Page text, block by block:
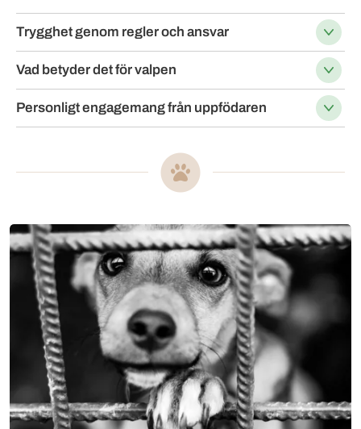
Trygghet genom regler och ansvar
Vad betyder det för valpen
Personligt engagemang från uppfödaren
Mer om